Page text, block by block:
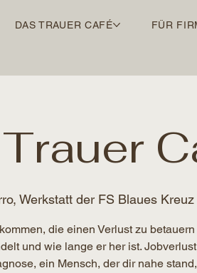
DAS TRAUER CAFÉ FÜR
Werkstatt der FS Blaues Kreuz
die einen Verlust zu betauern
und wie lange er her ist.
ein Mensch, der dir nahe